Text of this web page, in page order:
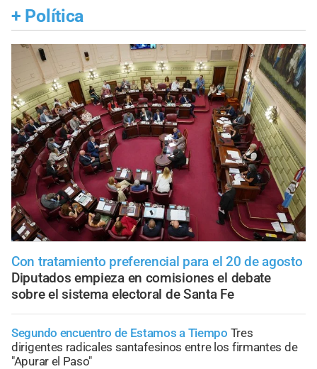
+ Política
Con tratamiento preferencial para el 20 de agosto
Diputados empieza en comisiones el debate
sobre el sistema electoral de Santa Fe
Segundo encuentro de Estamos a Tiempo Tres
dirigentes radicales santafesinos entre los firmantes de
"Apurar el Paso"